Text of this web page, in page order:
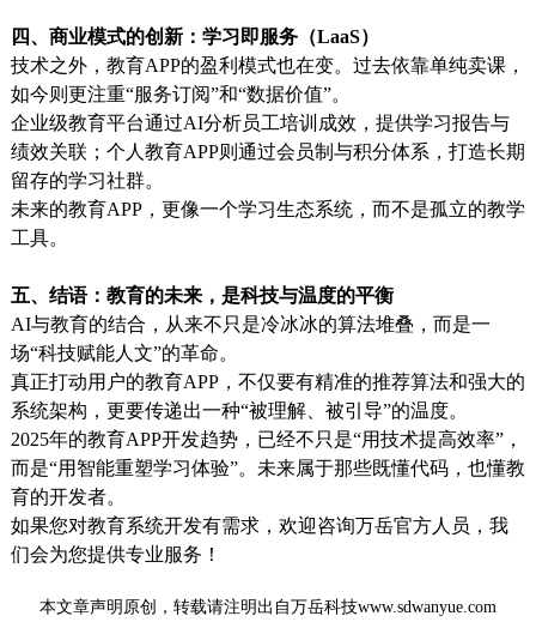
四、商业模式的创新：学习即服务（LaaS）
技术之外，教育APP的盈利模式也在变。过去依靠单纯卖课，
如今则更注重“服务订阅”和“数据价值”。
企业级教育平台通过AI分析员工培训成效，提供学习报告与
绩效关联；个人教育APP则通过会员制与积分体系，打造长期
留存的学习社群。
未来的教育APP，更像一个学习生态系统，而不是孤立的教学
工具。
五、结语：教育的未来，是科技与温度的平衡
AI与教育的结合，从来不只是冷冰冰的算法堆叠，而是一
场“科技赋能人文”的革命。
真正打动用户的教育APP，不仅要有精准的推荐算法和强大的
系统架构，更要传递出一种“被理解、被引导”的温度。
2025年的教育APP开发趋势，已经不只是“用技术提高效率”，
而是“用智能重塑学习体验”。未来属于那些既懂代码，也懂教
育的开发者。
如果您对教育系统开发有需求，欢迎咨询万岳官方人员，我
们会为您提供专业服务！
本文章声明原创，转载请注明出自万岳科技www.sdwanyue.com